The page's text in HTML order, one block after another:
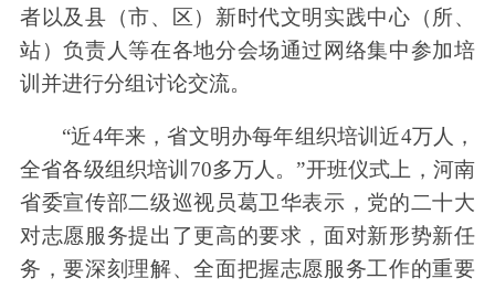
者以及县（市、区）新时代文明实践中心（所、
站）负责人等在各地分会场通过网络集中参加培
训并进行分组讨论交流。
“近4年来，省文明办每年组织培训近4万人，
全省各级组织培训70多万人。”开班仪式上，河南
省委宣传部二级巡视员葛卫华表示，党的二十大
对志愿服务提出了更高的要求，面对新形势新任
务，要深刻理解、全面把握志愿服务工作的重要